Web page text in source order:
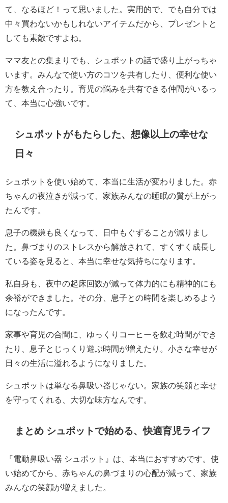
て、なるほど！って思いました。実用的で、でも自分では
中々買わないかもしれないアイテムだから、プレゼントと
しても素敵ですよね。
ママ友との集まりでも、シュポットの話で盛り上がっちゃ
います。みんなで使い方のコツを共有したり、便利な使い
方を教え合ったり。育児の悩みを共有できる仲間がいるっ
て、本当に心強いです。
シュポットがもたらした、想像以上の幸せな
日々
シュポットを使い始めて、本当に生活が変わりました。赤
ちゃんの夜泣きが減って、家族みんなの睡眠の質が上がっ
たんです。
息子の機嫌も良くなって、日中もぐずることが減りまし
た。鼻づまりのストレスから解放されて、すくすく成長し
ている姿を見ると、本当に幸せな気持ちになります。
私自身も、夜中の起床回数が減って体力的にも精神的にも
余裕ができました。その分、息子との時間を楽しめるよう
になったんです。
家事や育児の合間に、ゆっくりコーヒーを飲む時間ができ
たり、息子とじっくり遊ぶ時間が増えたり。小さな幸せが
日々の生活に溢れるようになりました。
シュポットは単なる鼻吸い器じゃない。家族の笑顔と幸せ
を守ってくれる、大切な味方なんです。
まとめ シュポットで始める、快適育児ライフ
『電動鼻吸い器 シュポット』は、本当におすすめです。使
い始めてから、赤ちゃんの鼻づまりの心配が減って、家族
みんなの笑顔が増えました。